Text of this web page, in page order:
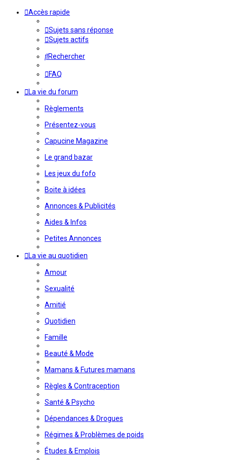
Accès rapide
Sujets sans réponse
Sujets actifs
Rechercher
FAQ
La vie du forum
Règlements
Présentez-vous
Capucine Magazine
Le grand bazar
Les jeux du fofo
Boite à idées
Annonces & Publicités
Aides & Infos
Petites Annonces
La vie au quotidien
Amour
Sexualité
Amitié
Quotidien
Famille
Beauté & Mode
Mamans & Futures mamans
Règles & Contraception
Santé & Psycho
Dépendances & Drogues
Régimes & Problèmes de poids
Études & Emplois